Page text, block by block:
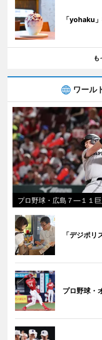
「yohaku
も
ワール
プロ野球・広島７―１１巨
「デジポリ
プロ野球・